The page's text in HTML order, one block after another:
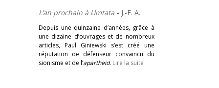
L’an prochain à Umtata - J.-F. A.
Depuis une quinzaine d’années, grâce à
une dizaine d’ouvrages et de nombreux
articles, Paul Giniewski s’est créé une
réputation de défenseur convaincu du
sionisme et de l’apartheid. Lire la suite